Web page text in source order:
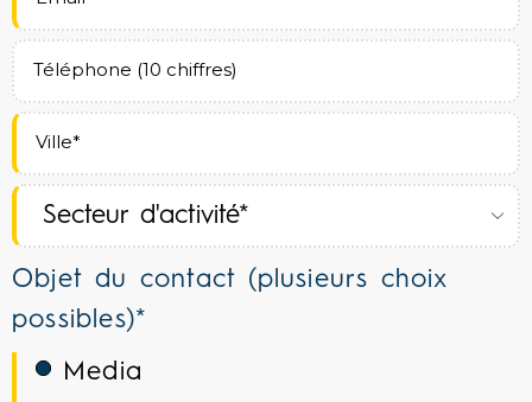
Objet du contact (plusieurs choix
possibles)*
Media